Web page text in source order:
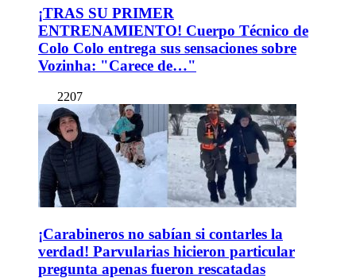
¡TRAS SU PRIMER
ENTRENAMIENTO! Cuerpo Técnico de
Colo Colo entrega sus sensaciones sobre
Vozinha: "Carece de…"
2207
¡Carabineros no sabían si contarles la
verdad! Parvularias hicieron particular
pregunta apenas fueron rescatadas